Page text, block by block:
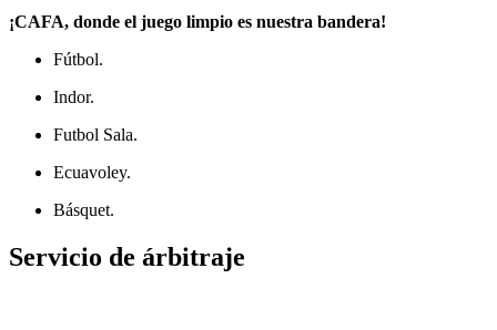
¡CAFA, donde el juego limpio es nuestra bandera!
Fútbol.
Indor.
Futbol Sala.
Ecuavoley.
Básquet.
Servicio de árbitraje